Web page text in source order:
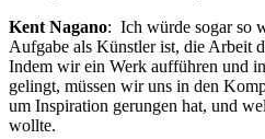
Kent Nagano: Ich würde sogar so
Aufgabe als Künstler ist, die Arbeit
Indem wir ein Werk aufführen und
gelingt, müssen wir uns in den
um Inspiration gerungen hat, und
wollte.